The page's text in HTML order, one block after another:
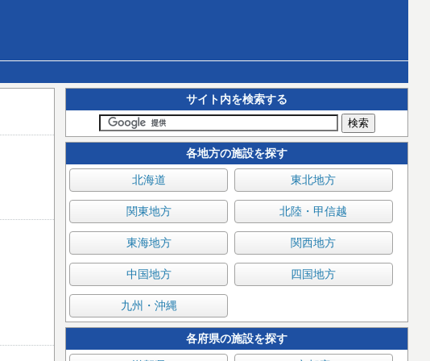
サイト内を検索する
各地方の施設を探す
北海道 東北地方
関東地方 北陸・甲信越
東海地方 関西地方
中国地方 四国地方
九州・沖縄
各府県の施設を探す